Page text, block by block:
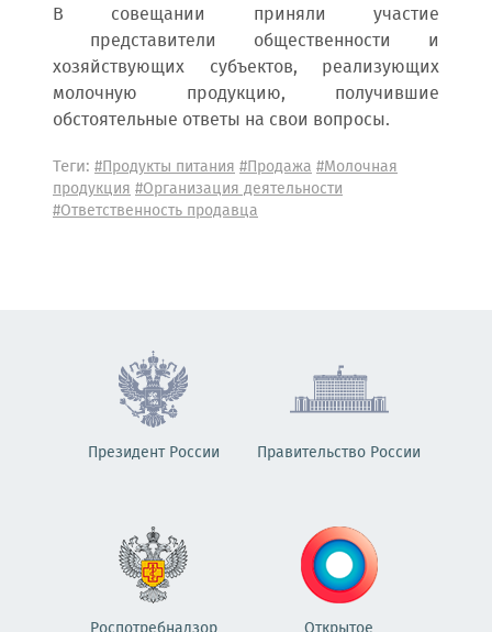
В совещании приняли участие
представители общественности и
хозяйствующих субъектов, реализующих
молочную продукцию, получившие
обстоятельные ответы на свои вопросы.
Теги: #Продукты питания#Продажа#Молочная
продукция#Организация деятельности
#Ответственность продавца
Президент России Правительство России